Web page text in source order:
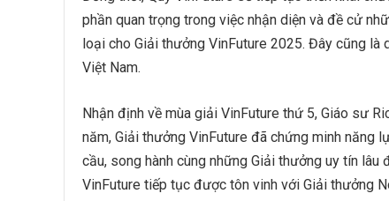
phần quan trọng trong việc nhận diện và đề cử
loại cho Giải thưởng VinFuture 2025. Đây cũng là
Việt Nam.
Nhận định về mùa giải VinFuture thứ 5, Giáo sư
năm, Giải thưởng VinFuture đã chứng minh năng
cầu, song hành cùng những Giải thưởng uy tín
VinFuture tiếp tục được tôn vinh với Giải thưởng